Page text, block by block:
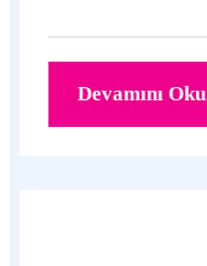
Devamını Oku